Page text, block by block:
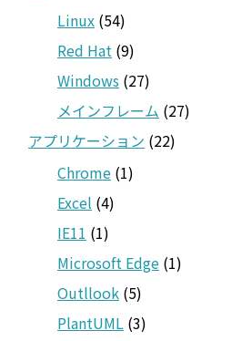
Linux (54)
Red Hat (9)
Windows (27)
メインフレーム (27)
アプリケーション (22)
Chrome (1)
Excel (4)
IE11 (1)
Microsoft Edge (1)
Outllook (5)
PlantUML (3)